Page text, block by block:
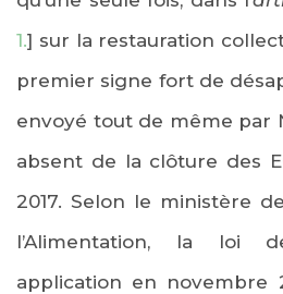
1.] sur la restauration
premier signe fort de
envoyé tout de même par
absent de la clôture des
2017. Selon le ministère
l’Alimentation, la loi
application en novembre